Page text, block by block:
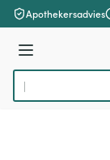
Ga naar de inhoud
Apothekersadvies
Menu
Product, merk,